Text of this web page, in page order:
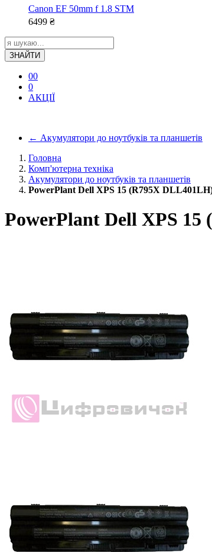
Canon EF 50mm f 1.8 STM
6499 ₴
ЗНАЙТИ
00
0
АКЦІЇ
← Акумулятори до ноутбуків та планшетів
Головна
Комп'ютерна техніка
Акумулятори до ноутбуків та планшетів
PowerPlant Dell XPS 15 (R795X
PowerPlant Dell XPS 15